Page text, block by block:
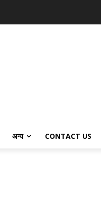
अन्य CONTACT US